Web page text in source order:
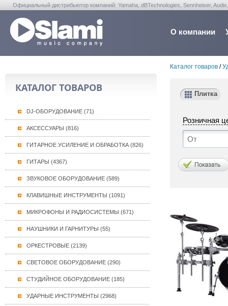
Официальный дистрибьютор компаний: Yamaha, dBTechnologies, Sennheiser,
О компании
КАТАЛОГ ТОВАРОВ
DJ-ОБОРУДОВАНИЕ (71)
АКСЕССУАРЫ (816)
ГИТАРНОЕ УСИЛЕНИЕ И ОБРАБОТКА (826)
ГИТАРЫ (4367)
ЗВУКОВОЕ ОБОРУДОВАНИЕ (589)
КЛАВИШНЫЕ ИНСТРУМЕНТЫ (1091)
МИКРОФОНЫ И РАДИОСИСТЕМЫ (671)
НАУШНИКИ И ГАРНИТУРЫ (55)
ОРКЕСТРОВЫЕ (2139)
СВЕТОВОЕ ОБОРУДОВАНИЕ (290)
СТУДИЙНОЕ ОБОРУДОВАНИЕ (185)
УДАРНЫЕ ИНСТРУМЕНТЫ (2968)
Каталог товаров/
Плитка
Розничная